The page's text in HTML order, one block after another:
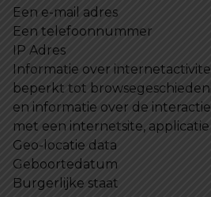
Een e-mail adres
Een telefoonnummer
IP Adres
Informatie over
beperkt tot
en informatie over de
met een internetsite,
Geo-locatie data
Geboortedatum
Burgerlijke staat